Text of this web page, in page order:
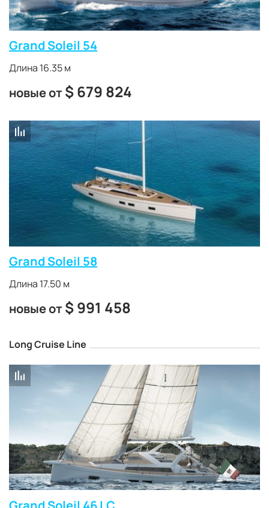
Grand Soleil 54
Длина 16.35 м
новые от$ 679 824
Grand Soleil 58
Длина 17.50 м
новые от$ 991 458
Long Cruise Line